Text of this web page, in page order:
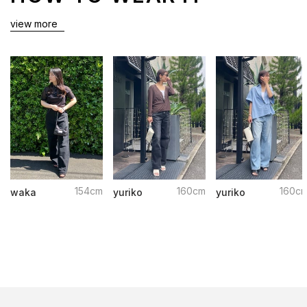
view more
waka 154cm yuriko 160cm yuriko